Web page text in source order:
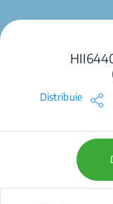
Distribuie